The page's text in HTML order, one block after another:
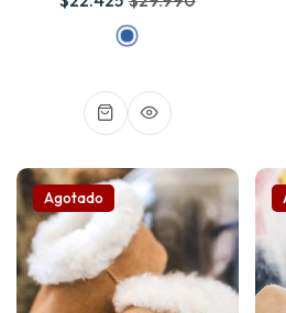
Agotado